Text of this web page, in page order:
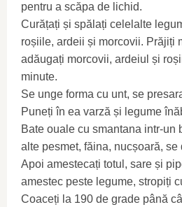
pentru a scăpa de lichid.
Curățați și spălați celelalte
roșiile, ardeii și morcovii. Prăjiți
adăugați morcovii, ardeiul și
minute.
Se unge forma cu unt, se
Puneți în ea varză și legume
Bate ouale cu smantana intr-un
alte pesmet, făina, nucșoară, se
Apoi amestecați totul, sare și
amestec peste legume, stropiți
Coaceți la 190 de grade până